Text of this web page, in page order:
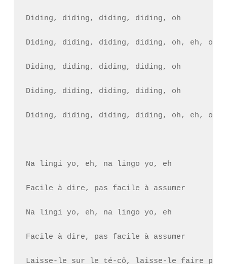
Diding, diding, diding, diding, oh
Diding, diding, diding, diding, oh, eh, oh,
Diding, diding, diding, diding, oh
Diding, diding, diding, diding, oh
Diding, diding, diding, diding, oh, eh, oh,
Na lingi yo, eh, na lingo yo, eh
Facile à dire, pas facile à assumer
Na lingi yo, eh, na lingo yo, eh
Facile à dire, pas facile à assumer
Laisse-le sur le té-cô, laisse-le faire